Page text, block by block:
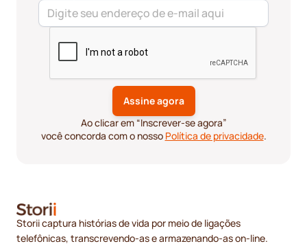
Ao clicar em “Inscrever-se agora”
você concorda com o nosso Política de privacidade.
Storii captura histórias de vida por meio de ligações
telefônicas, transcrevendo-as e armazenando-as on-line.